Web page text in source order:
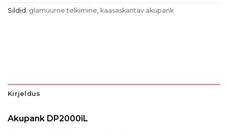
Sildid: glamuurne telkimine kaasaskantav akupank
Kirjeldus
Akupank DP2000iL